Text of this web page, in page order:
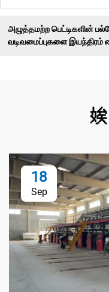
அழுத்தமற்ற பெட்டிகளின்
வடிவமைப்புகளை இயந்திரம்
18
Sep